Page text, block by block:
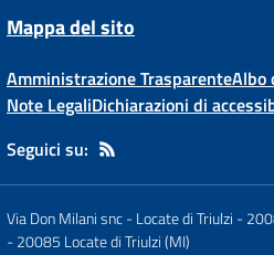
Mappa del sito
Amministrazione TrasparenteAlbo
Note LegaliDichiarazioni di
Seguici su:
Via Don Milani snc - Locate di Triulzi -
-20085 Locate di Triulzi (MI)